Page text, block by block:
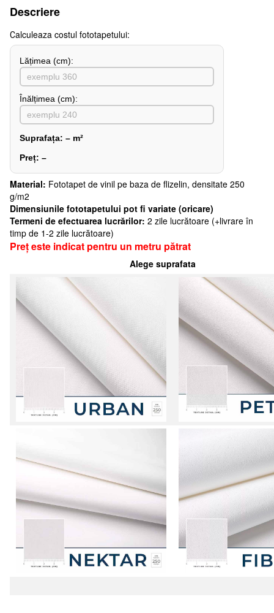
Descriere
Сalculeaza costul fototapetului:
Lățimea (сm):
Înălțimea (cm):
Suprafața: – m²
Preț: –
Material: Fototapet de vinil pe baza de flizelin, densitate 250
g/m2
Dimensiunile fototapetului pot fi variate (oricare)
Termeni de efectuarea lucrărilor: 2 zile lucrătoare (+livrare în
timp de 1-2 zile lucrătoare)
Preț este indicat pentru un metru pătrat
Alege suprafata